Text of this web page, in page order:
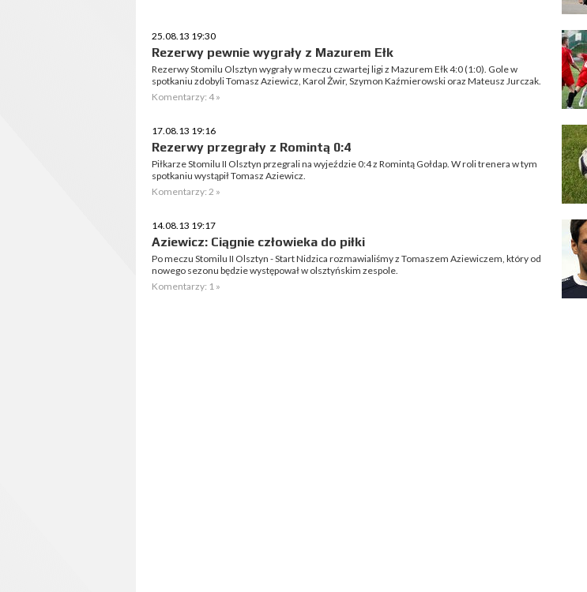
25.08.13 19:30
Rezerwy pewnie wygrały z Mazurem Ełk
Rezerwy Stomilu Olsztyn wygrały w meczu czwartej ligi z Mazurem Ełk 4:0 (1:0). Gole w
spotkaniu zdobyli Tomasz Aziewicz, Karol Żwir, Szymon Kaźmierowski oraz Mateusz Jurczak.
Komentarzy: 4 »
17.08.13 19:16
Rezerwy przegrały z Romintą 0:4
Piłkarze Stomilu II Olsztyn przegrali na wyjeździe 0:4 z Romintą Gołdap. W roli trenera w tym
spotkaniu wystąpił Tomasz Aziewicz.
Komentarzy: 2 »
14.08.13 19:17
Aziewicz: Ciągnie człowieka do piłki
Po meczu Stomilu II Olsztyn - Start Nidzica rozmawialiśmy z Tomaszem Aziewiczem, który od
nowego sezonu będzie występował w olsztyńskim zespole.
Komentarzy: 1 »